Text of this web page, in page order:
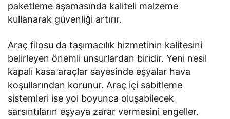
paketleme aşamasında kaliteli malzeme
kullanarak güvenliği artırır.
Araç filosu da taşımacılık hizmetinin kalitesini
belirleyen önemli unsurlardan biridir. Yeni nesil
kapalı kasa araçlar sayesinde eşyalar hava
koşullarından korunur. Araç içi sabitleme
sistemleri ise yol boyunca oluşabilecek
sarsıntıların eşyaya zarar vermesini engeller.